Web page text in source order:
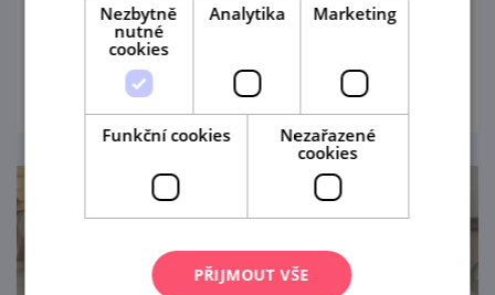
Zahradní železnice 600
Nezbytně
nutné
cookies
Analytika Marketing
Funkční cookies
Nezařazené
cookies
PŘIJMOUT VŠE